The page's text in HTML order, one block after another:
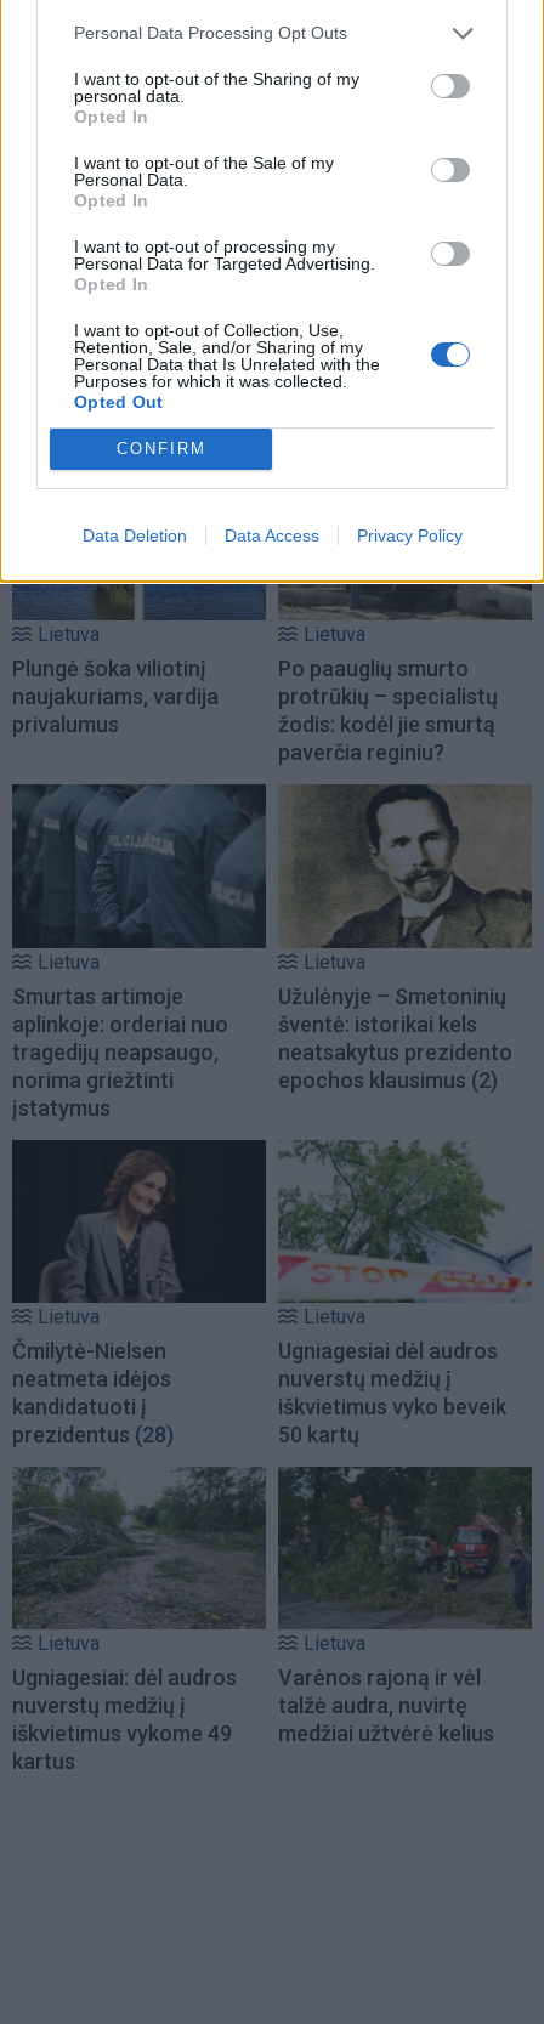
Personal Data Processing Opt Outs
I want to opt-out of the Sharing of my
personal data.
Opted In
I want to opt-out of the Sale of my
Personal Data.
Opted In
I want to opt-out of processing my
Personal Data for Targeted Advertising.
Opted In
I want to opt-out of Collection, Use,
Retention, Sale, and/or Sharing of my
Personal Data that Is Unrelated with the
Purposes for which it was collected.
Opted Out
CONFIRM
Data Deletion Data Access Privacy Policy
TAIP PAT SKAITYKITE
Lietuva
Plungė šoka viliotinį
naujakuriams, vardija
privalumus
Lietuva
Po paauglių smurto
protrūkių – specialistų
žodis: kodėl jie smurtą
paverčia reginiu?
Lietuva
Smurtas artimoje
aplinkoje: orderiai nuo
tragedijų neapsaugo,
norima griežtinti
įstatymus
Lietuva
Užulėnyje – Smetoninių
šventė: istorikai kels
neatsakytus prezidento
epochos klausimus (2)
Lietuva
Čmilytė-Nielsen
neatmeta idėjos
kandidatuoti į
prezidentus (28)
Lietuva
Ugniagesiai dėl audros
nuverstų medžių į
iškvietimus vyko beveik
50 kartų
Lietuva
Ugniagesiai: dėl audros
nuverstų medžių į
iškvietimus vykome 49
kartus
Lietuva
Varėnos rajoną ir vėl
talžė audra, nuvirtę
medžiai užtvėrė kelius